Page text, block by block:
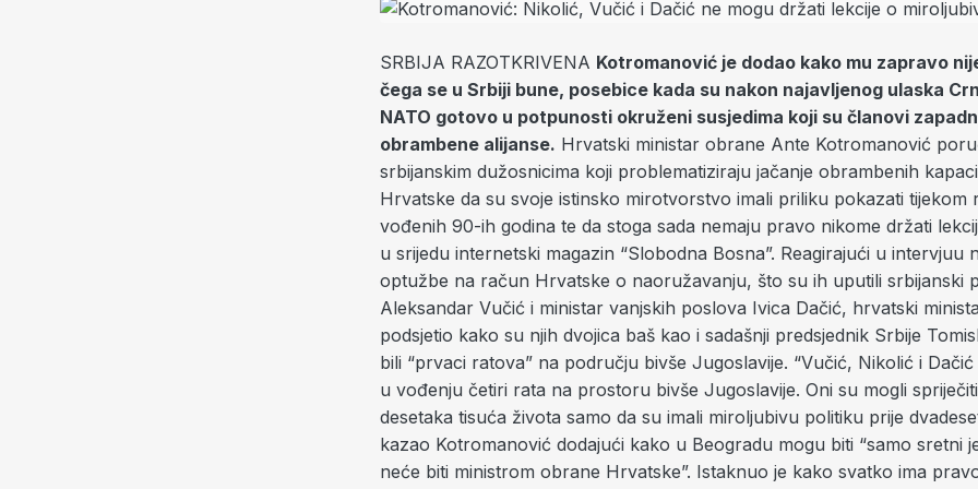
SRBIJA RAZOTKRIVENA Kotromanović je dodao kako mu zapravo
čega se u Srbiji bune, posebice kada su nakon najavljenog ulaska
NATO gotovo u potpunosti okruženi susjedima koji su članovi
obrambene alijanse. Hrvatski ministar obrane Ante Kotromanović
srbijanskim dužosnicima koji problematiziraju jačanje obrambenih
Hrvatske da su svoje istinsko mirotvorstvo imali priliku pokazati tijekom
vođenih 90-ih godina te da stoga sada nemaju pravo nikome držati
u srijedu internetski magazin “Slobodna Bosna”. Reagirajući u intervjuu
optužbe na račun Hrvatske o naoružavanju, što su ih uputili srbijanski
Aleksandar Vučić i ministar vanjskih poslova Ivica Dačić, hrvatski
podsjetio kako su njih dvojica baš kao i sadašnji predsjednik Srbije
bili “prvaci ratova” na području bivše Jugoslavije. “Vučić, Nikolić i
u vođenju četiri rata na prostoru bivše Jugoslavije. Oni su mogli
desetaka tisuća života samo da su imali miroljubivu politiku prije
kazao Kotromanović dodajući kako u Beogradu mogu biti “samo sretni
neće biti ministrom obrane Hrvatske”. Istaknuo je kako svatko ima